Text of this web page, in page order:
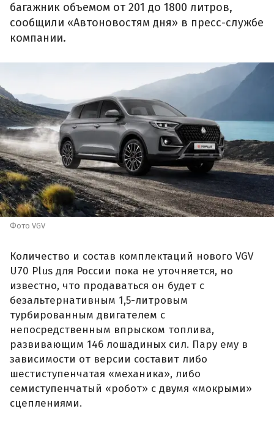
багажник объемом от 201 до 1800 литров,
сообщили «Автоновостям дня» в пресс-службе
компании.
Фото VGV
Количество и состав комплектаций нового VGV
U70 Plus для России пока не уточняется, но
известно, что продаваться он будет с
безальтернативным 1,5-литровым
турбированным двигателем с
непосредственным впрыском топлива,
развивающим 146 лошадиных сил. Пару ему в
зависимости от версии составит либо
шестиступенчатая «механика», либо
семиступенчатый «робот» с двумя «мокрыми»
сцеплениями.